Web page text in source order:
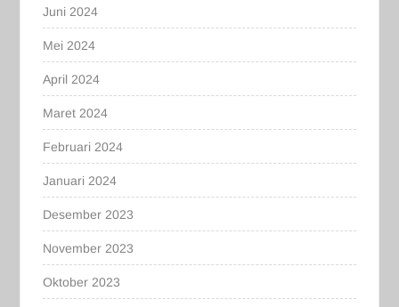
Juni 2024
Mei 2024
April 2024
Maret 2024
Februari 2024
Januari 2024
Desember 2023
November 2023
Oktober 2023